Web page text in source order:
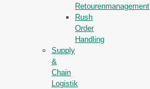
Retourenmanagement
Rush
Order
Handling
Supply
&
Chain
Logistik